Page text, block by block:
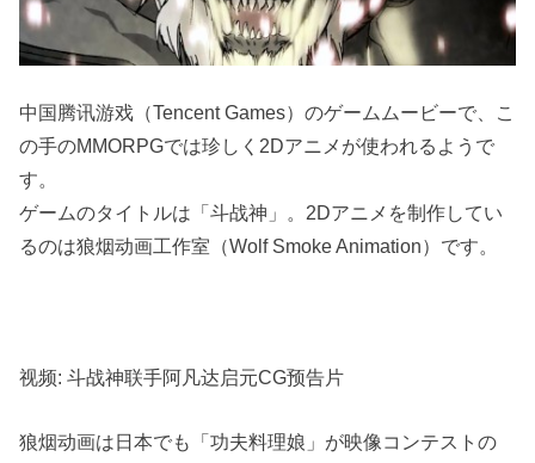
中国腾讯游戏（Tencent Games）のゲームムービーで、こ
の手のMMORPGでは珍しく2Dアニメが使われるようで
す。
ゲームのタイトルは「斗战神」。2Dアニメを制作してい
るのは狼烟动画工作室（Wolf Smoke Animation）です。
视频: 斗战神联手阿凡达启元CG预告片
狼烟动画は日本でも「功夫料理娘」が映像コンテストの